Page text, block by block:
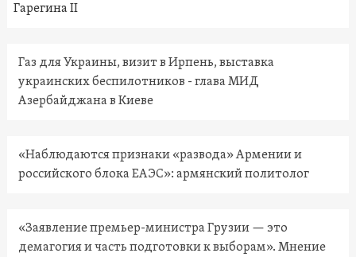
Гарегина II
Газ для Украины, визит в Ирпень, выставка
украинских беспилотников - глава МИД
Азербайджана в Киеве
«Наблюдаются признаки «развода» Армении и
российского блока ЕАЭС»: армянский политолог
«Заявление премьер-министра Грузии — это
демагогия и часть подготовки к выборам». Мнение